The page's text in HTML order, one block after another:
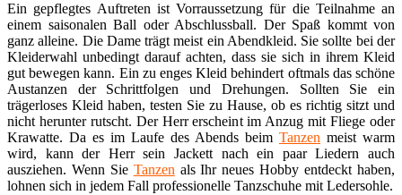
Ein gepflegtes Auftreten ist Vorraussetzung für die Teilnahme an
einem saisonalen Ball oder Abschlussball. Der Spaß kommt von
ganz alleine. Die Dame trägt meist ein Abendkleid. Sie sollte bei der
Kleiderwahl unbedingt darauf achten, dass sie sich in ihrem Kleid
gut bewegen kann. Ein zu enges Kleid behindert oftmals das schöne
Austanzen der Schrittfolgen und Drehungen. Sollten Sie ein
trägerloses Kleid haben, testen Sie zu Hause, ob es richtig sitzt und
nicht herunter rutscht. Der Herr erscheint im Anzug mit Fliege oder
Krawatte. Da es im Laufe des Abends beim Tanzen meist warm
wird, kann der Herr sein Jackett nach ein paar Liedern auch
ausziehen. Wenn Sie Tanzen als Ihr neues Hobby entdeckt haben,
lohnen sich in jedem Fall professionelle Tanzschuhe mit Ledersohle.